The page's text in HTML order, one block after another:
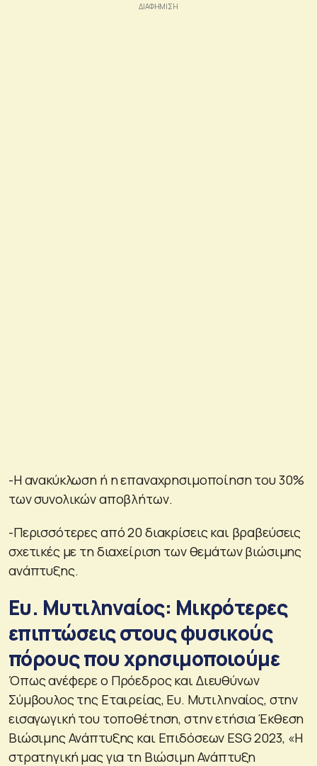
-Η ανακύκλωση ή η επαναχρησιμοποίηση του 30%
των συνολικών αποβλήτων.
-Περισσότερες από 20 διακρίσεις και βραβεύσεις
σχετικές με τη διαχείριση των θεμάτων βιώσιμης
ανάπτυξης.
Ευ. Μυτιληναίος: Μικρότερες
επιπτώσεις στους φυσικούς
πόρους που χρησιμοποιούμε
Όπως ανέφερε ο Πρόεδρος και Διευθύνων
Σύμβουλος της Εταιρείας, Ευ. Μυτιληναίος, στην
εισαγωγική του τοποθέτηση, στην ετήσια Έκθεση
Βιώσιμης Ανάπτυξης και Επιδόσεων ESG 2023, «H
στρατηγική μας για τη Βιώσιμη Ανάπτυξη